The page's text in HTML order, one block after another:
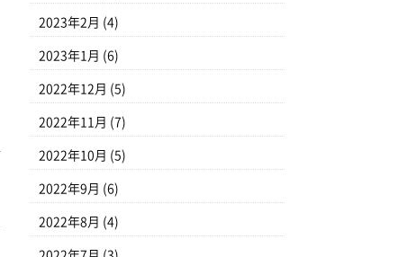
2023年2月 (4)
2023年1月 (6)
2022年12月 (5)
2022年11月 (7)
2022年10月 (5)
2022年9月 (6)
2022年8月 (4)